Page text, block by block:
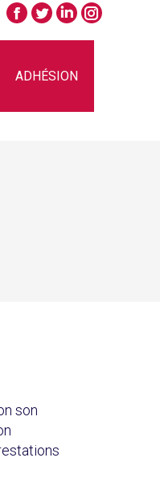
ADHÉSION
son